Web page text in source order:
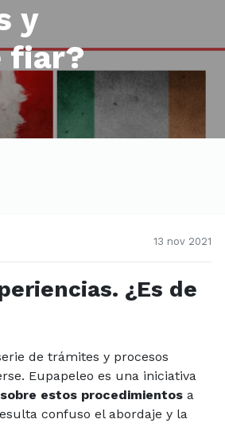
y
fiar?
13 nov 2021
¿Es de
de trámites y procesos
Eupapeleo es una iniciativa
estos procedimientos a
confuso el abordaje y la